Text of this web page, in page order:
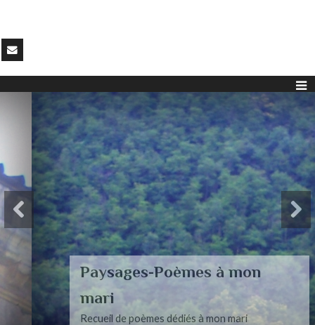
Paysages-Poèmes à mon
mari
Recueil de poèmes dédiés à mon mari